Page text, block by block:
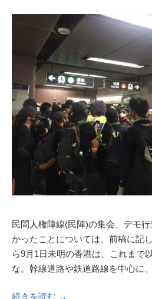
民間人権陣線(民陣)の集会、デモ
かったことについては、前稿に記
ら9月1日未明の香港は、これまで
な。幹線道路や鉄道路線を中心に
続きを読む →